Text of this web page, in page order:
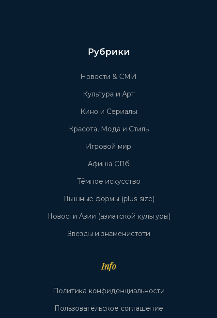
Рубрики
Новости & СМИ
Культура и Арт
Кино и Сериалы
Красота, Мода и Стиль
Игровой мир
Афиша СПб
Тёмное искусство
Пышные формы (plus-size)
Новости Азии (азиатской культуры)
Звёзды и знаменистоти
Info
Политика конфиденциальности
Пользовательское соглашение